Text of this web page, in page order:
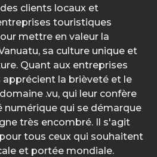
clients locaux et
touristiques
mettre en valeur la
sa culture unique et
Quant aux entreprises
apprécient la brièveté et le
.vu, qui leur confère
numérique qui se démarque
très encombré. Il s'agit
tous ceux qui souhaitent
et portée mondiale.